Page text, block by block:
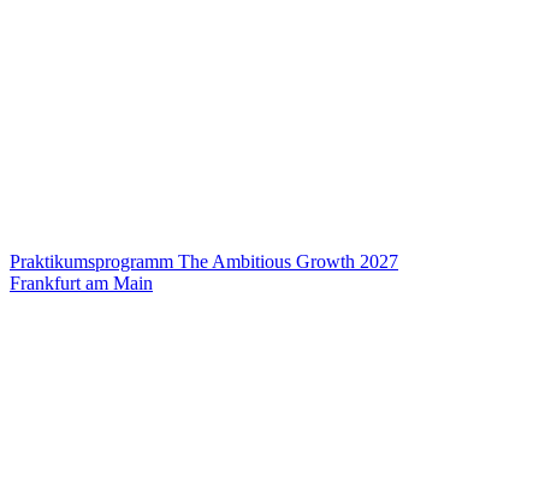
Praktikumsprogramm The Ambitious Growth 2027
Frankfurt am Main